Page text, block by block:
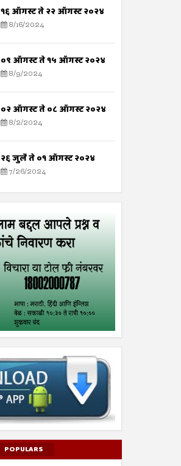
१६ ऑगस्ट ते २२ ऑगस्ट २०२४
8/16/2024
०९ ऑगस्ट ते १५ ऑगस्ट २०२४
8/9/2024
०२ ऑगस्ट ते ०८ ऑगस्ट २०२४
8/2/2024
२६ जुलै ते ०१ ऑगस्ट २०२४
7/26/2024
POPULARS